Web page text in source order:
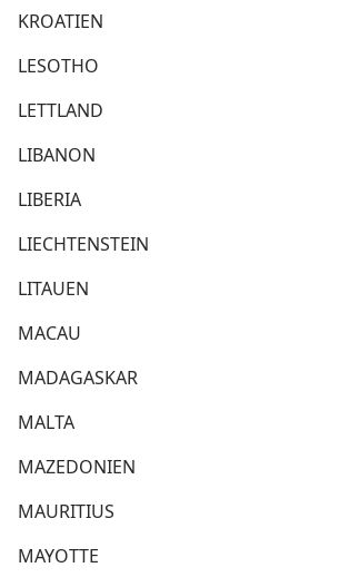
KROATIEN
LESOTHO
LETTLAND
LIBANON
LIBERIA
LIECHTENSTEIN
LITAUEN
MACAU
MADAGASKAR
MALTA
MAZEDONIEN
MAURITIUS
MAYOTTE